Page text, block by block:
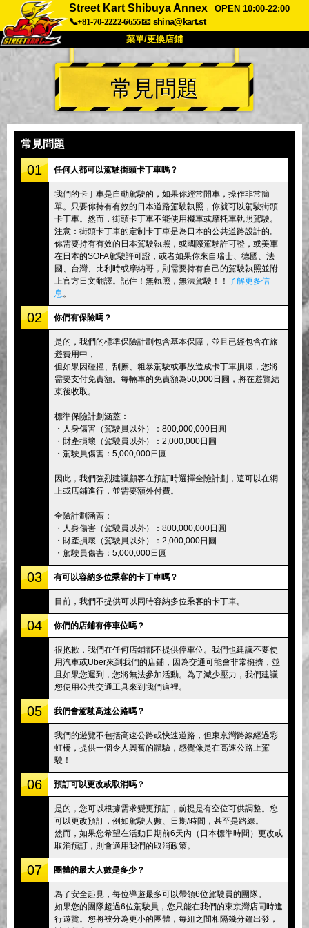
Street Kart Shibuya Annex
OPEN 10:00-22:00
📞+81-70-2222-6655📧 shina@kart.st
菜單/更換店鋪
首頁
關於 規格 價格
公司
更換店鋪
東京品川 #1 東京秋葉原#1
東京秋葉原#2 東京澀谷
東京澀谷附屬 東京灣
東京淺草 大阪
沖繩
常見問題
常見問題
01 任何人都可以駕駛街頭卡丁車嗎？
我們的卡丁車是自動駕駛的，如果你經常開車，操作非常簡
單。只要你持有有效的日本道路駕駛執照，你就可以駕駛街頭
卡丁車。然而，街頭卡丁車不能使用機車或摩托車執照駕駛。
注意：街頭卡丁車的定制卡丁車是為日本的公共道路設計的。
你需要持有有效的日本駕駛執照，或國際駕駛許可證，或美軍
在日本的SOFA駕駛許可證，或者如果你來自瑞士、德國、法
國、台灣、比利時或摩納哥，則需要持有自己的駕駛執照並附
上官方日文翻譯。記住！無執照，無法駕駛！！ 了解更多信
息 。
02 你們有保險嗎？
是的，我們的標準保險計劃包含基本保障，並且已經包含在旅
遊費用中，
但如果因碰撞、刮擦、粗暴駕駛或事故造成卡丁車損壞，您將
需要支付免責額。每輛車的免責額為50,000日圓，將在遊覽結
束後收取。
標準保險計劃涵蓋：
・人身傷害（駕駛員以外）：800,000,000日圓
・財產損壞（駕駛員以外）：2,000,000日圓
・駕駛員傷害：5,000,000日圓
因此，我們強烈建議顧客在預訂時選擇全險計劃，這可以在網
上或店鋪進行，並需要額外付費。
全險計劃涵蓋：
・人身傷害（駕駛員以外）：800,000,000日圓
・財產損壞（駕駛員以外）：2,000,000日圓
・駕駛員傷害：5,000,000日圓
03 有可以容納多位乘客的卡丁車嗎？
目前，我們不提供可以同時容納多位乘客的卡丁車。
04 你們的店鋪有停車位嗎？
很抱歉，我們在任何店鋪都不提供停車位。我們也建議不要使
用汽車或Uber來到我們的店鋪，因為交通可能會非常擁擠，並
且如果您遲到，您將無法參加活動。為了減少壓力，我們建議
您使用公共交通工具來到我們這裡。
05 我們會駕駛高速公路嗎？
我們的遊覽不包括高速公路或快速道路，但東京灣路線經過彩
虹橋，提供一個令人興奮的體驗，感覺像是在高速公路上駕
駛！
06 預訂可以更改或取消嗎？
是的，您可以根據需求變更預訂，前提是有空位可供調整。您
可以更改預訂，例如駕駛人數、日期/時間，甚至是路線。
然而，如果您希望在活動日期前6天內（日本標準時間）更改或
取消預訂，則會適用我們的取消政策。
07 團體的最大人數是多少？
為了安全起見，每位導遊最多可以帶領6位駕駛員的團隊。
如果您的團隊超過6位駕駛員，您只能在我們的東京灣店同時進
行遊覽。您將被分為更小的團體，每組之間相隔幾分鐘出發，